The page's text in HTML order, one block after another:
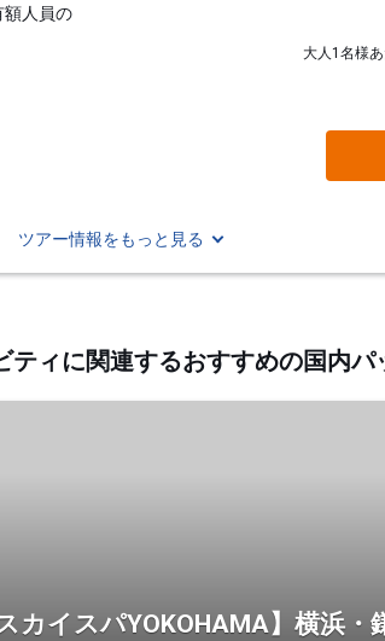
額人員の
大人1名様
ツアー情報をもっと見る
ティに関連するおすすめの国内パ
カイスパYOKOHAMA】横浜